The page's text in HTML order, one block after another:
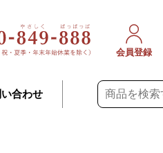
合わせ
会員登録